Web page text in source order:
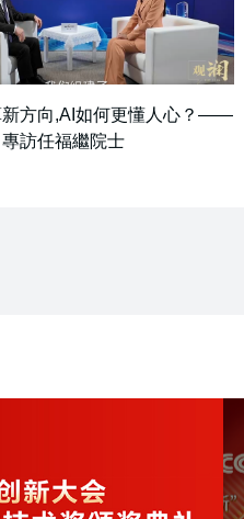
新方向,AI如何更懂人心？——
訪任福繼院士